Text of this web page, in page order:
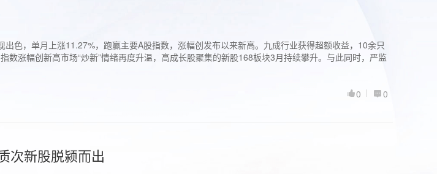
色，单月上涨11.27%，跑赢主要A股指数，涨幅创发布以来新高。九成行业获得超额收益，10余只
数涨幅创新高市场“炒新”情绪再度升温，高成长股聚集的新股168板块3月持续攀升。与此同时，严监
0
0
次新股脱颍而出